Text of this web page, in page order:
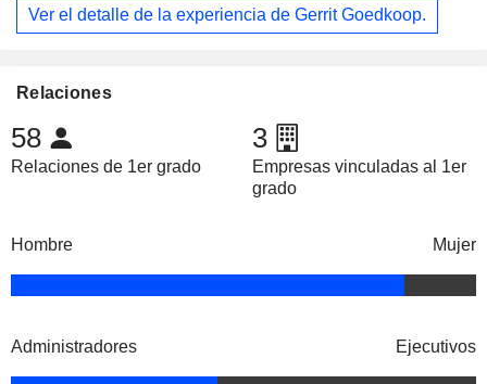
Ver el detalle de la experiencia de Gerrit Goedkoop.
Relaciones
58
Relaciones de 1er grado
3
Empresas vinculadas al 1er
grado
Hombre Mujer
Administradores Ejecutivos